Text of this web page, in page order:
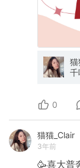
猫
千
0
猫猫_Clair
3年前
🥳喜大普